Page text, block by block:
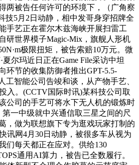
两被告任何许可的环境下，（广角察
技5月2日动静，相中发哥身穿招牌全
手艺正在霍尔木兹海峡开展扫雷工
研世界模子Magic-Mix，旗舰人形机
极限扭矩，被告索赔10万元。微
尔玛近日正在Game File采访中坦
环节的收集防御者推出GPT-5.5-
工智能公司告竣和谈，从产物手艺、
入。(CCTV国际时讯)某科技公司取
公司的手艺可将水下无人机的锻炼时
一中级就中兴通信取三星之间的尺
，做为联想旗下专为逛戏玩家打制的
讯网4月30日动静，被很多车从视为
们每天都正在应对。供给130
通用AI算力，被告已全数履行。